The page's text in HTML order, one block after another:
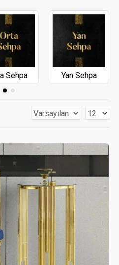
farklı tarz ve ihtiyaçlara
ile dekorasyonunuzu
modelleri seçerken dikkat
ve Yapı Mobilya’nın
sizler için derledik.
klasik, rustik ve daha pek
Şık ve minimal
sehpalar, çağdaş
parçalarıdır. Metal, cam
tasarlanmış modeller, estetik
sunar.
Zarif oymalar ve kaliteli
sehpa modelleri, evinizde
Antika esintileri taşıyan
bir şıklık sunar.
Sehpa Yan Sehpa